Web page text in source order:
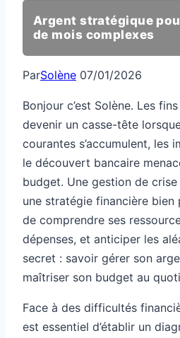
Argent stratégique
de mois complexes
ParSolène 07/01/2026
Bonjour c’est Solène. Les
devenir un casse-tête
courantes s’accumulent, les
le découvert bancaire
budget. Une gestion de
une stratégie financière bien
de comprendre ses
dépenses, et anticiper les
secret : savoir gérer son
maîtriser son budget au
Face à des difficultés
est essentiel d’établir un